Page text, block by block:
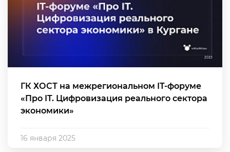
ГК ХОСТ на межрегиональном IT-форуме
«Про IT. Цифровизация реального сектора
экономики»
16 января 2025